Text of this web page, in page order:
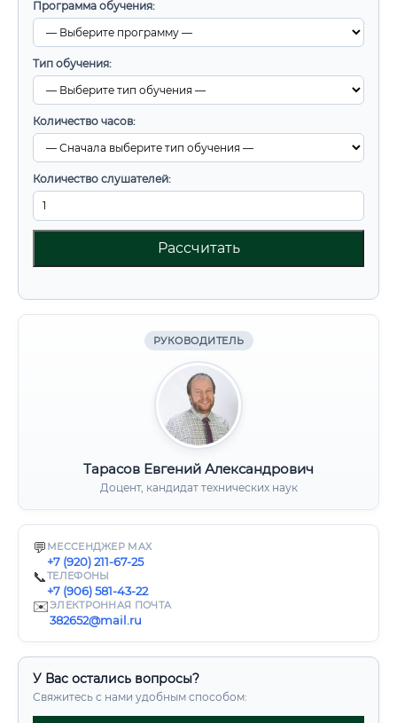
Программа обучения:
Тип обучения:
Количество часов:
Количество слушателей:
Рассчитать
РУКОВОДИТЕЛЬ
Тарасов Евгений Александрович
Доцент, кандидат технических наук
💬 МЕССЕНДЖЕР MAX
+7 (920) 211-67-25
📞ТЕЛЕФОНЫ
+7 (906) 581-43-22
✉️ЭЛЕКТРОННАЯ ПОЧТА
382652@mail.ru
У Вас остались вопросы?
Свяжитесь с нами удобным способом: